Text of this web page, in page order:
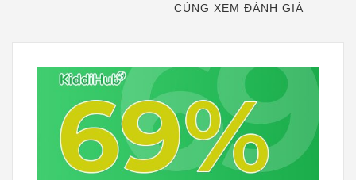
CÙNG XEM ĐÁNH GIÁ